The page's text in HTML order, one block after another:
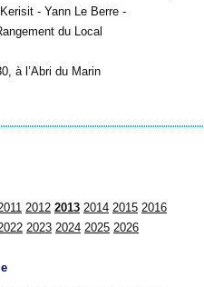
- Yann Le Berre -
du Local
à l’Abri du Marin
2012 2013 2014 2015 2016
2023 2024 2025 2026